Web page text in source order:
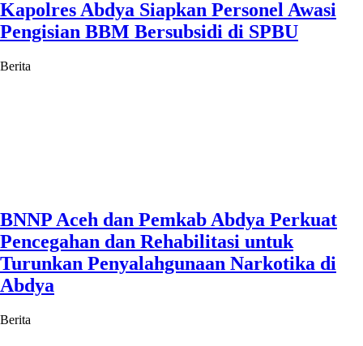
Kapolres Abdya Siapkan Personel Awasi
Pengisian BBM Bersubsidi di SPBU
Berita
BNNP Aceh dan Pemkab Abdya Perkuat
Pencegahan dan Rehabilitasi untuk
Turunkan Penyalahgunaan Narkotika di
Abdya
Berita